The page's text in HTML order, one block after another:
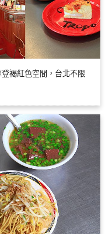
登褐紅色空間，台北不限